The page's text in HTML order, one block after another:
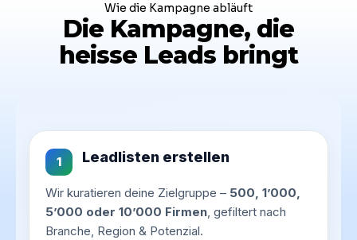
Wie die Kampagne abläuft
Die Kampagne, die
heisse Leads bringt
1 Leadlisten erstellen
Wir kuratieren deine Zielgruppe – 500, 1’000,
5’000 oder 10’000 Firmen, gefiltert nach
Branche, Region & Potenzial.